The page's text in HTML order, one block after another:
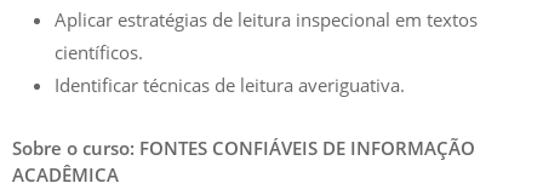
Aplicar estratégias de leitura inspecional em textos
científicos.
Identificar técnicas de leitura averiguativa.
Sobre o curso: FONTES CONFIÁVEIS DE INFORMAÇÃO
ACADÊMICA